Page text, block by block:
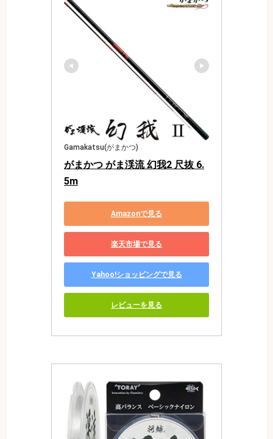
Gamakatsu(がまかつ)
がまかつ がま渓流 幻我2 尺抜 6.
5m
Amazonで見る
楽天市場で見る
Yahoo!ショッピングで見る
レビューを見る